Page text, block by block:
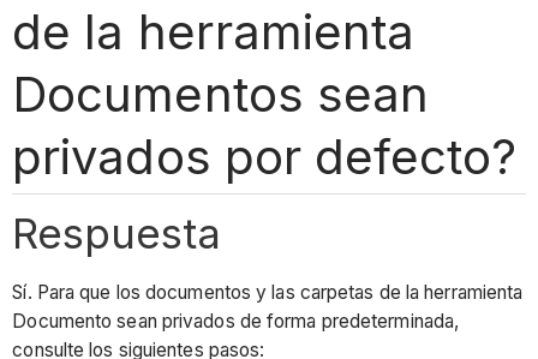
de la herramienta
Documentos sean
privados por defecto?
Respuesta
Sí. Para que los documentos y las carpetas de la herramienta
Documento sean privados de forma predeterminada,
consulte los siguientes pasos: